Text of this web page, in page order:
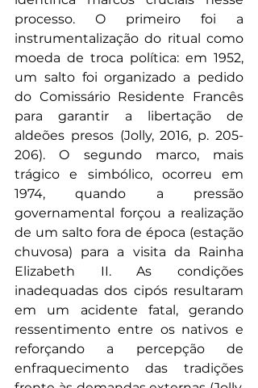
processo. O primeiro foi a
instrumentalização do ritual como
moeda de troca política: em 1952,
um salto foi organizado a pedido
do Comissário Residente Francês
para garantir a libertação de
aldeões presos (Jolly, 2016, p. 205-
206). O segundo marco, mais
trágico e simbólico, ocorreu em
1974, quando a pressão
governamental forçou a realização
de um salto fora de época (estação
chuvosa) para a visita da Rainha
Elizabeth II. As condições
inadequadas dos cipós resultaram
em um acidente fatal, gerando
ressentimento entre os nativos e
reforçando a percepção de
enfraquecimento das tradições